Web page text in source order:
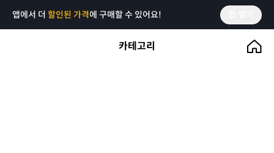
앱에서 더 할인된 가격에 구매할 수 있어요!
카테고리